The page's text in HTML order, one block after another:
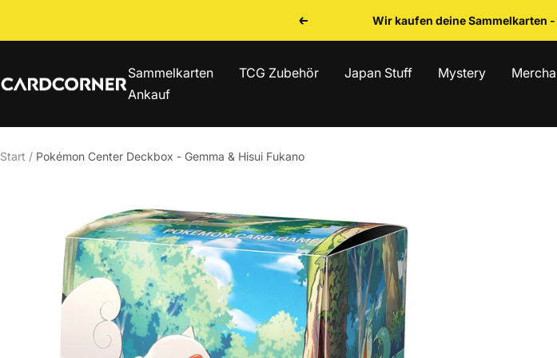
Zurück Wir kaufen deine Sammelkarten
Sammelkarten TCG Zubehör Japan Stuff Mystery
Ankauf
CARDCORNER
Start Pokémon Center Deckbox - Gemma & Hisui Fukano